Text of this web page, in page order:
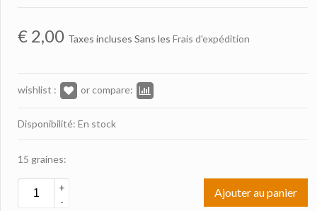
€ 2,00 Taxes incluses Sans les Frais d'expédition
wishlist : or compare:
Disponibilité: En stock
15 graines:
+
-
Ajouter au panier